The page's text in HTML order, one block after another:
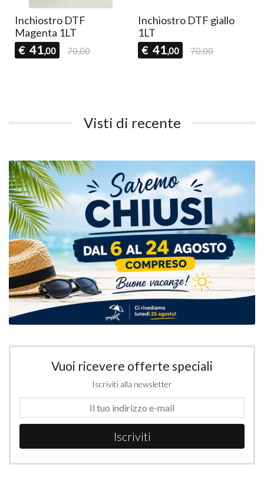
Inchiostro DTF
Magenta 1LT
€ 41,00 70,00
Inchiostro DTF giallo
1LT
€ 41,00 70,00
Visti di recente
Vuoi ricevere offerte speciali
Iscriviti alla newsletter
Iscriviti